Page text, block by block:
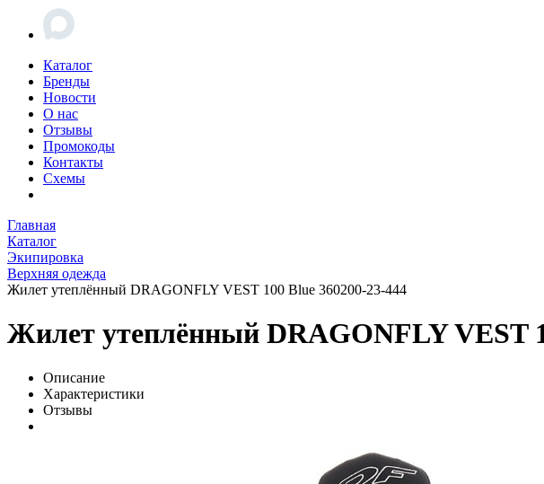
Каталог
Бренды
Новости
О нас
Отзывы
Промокоды
Контакты
Схемы
Главная
Каталог
Экипировка
Верхняя одежда
Жилет утеплённый DRAGONFLY VEST 100 Blue 360200-23-444
Жилет утеплённый DRAGONFLY VEST
Описание
Характеристики
Отзывы